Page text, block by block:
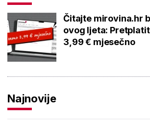
Čitajte mirovina.hr
ovog ljeta:
3,99 € mjesečno
Najnovije